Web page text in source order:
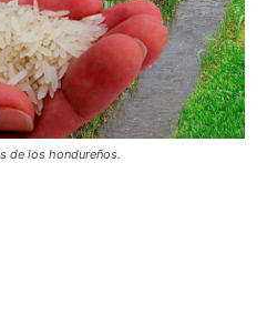
de los hondureños.